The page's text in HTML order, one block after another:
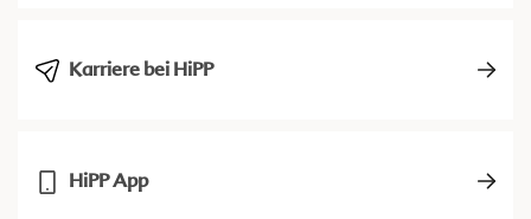
Karriere bei HiPP
HiPP App